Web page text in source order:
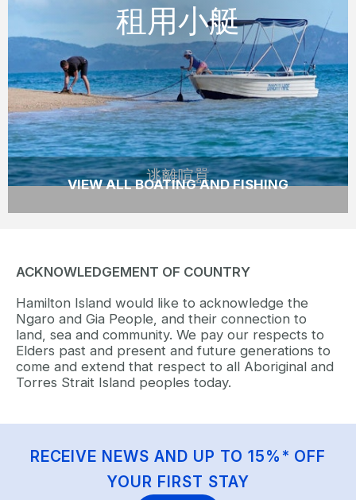
逃離喧囂
租用小艇
參觀隱蔽的洞穴，或看魟魚海龜在海面下遨
遊，或只是放鬆和享受。
READ MORE
VIEW ALL BOATING AND FISHING
ACKNOWLEDGEMENT OF COUNTRY
Hamilton Island would like to acknowledge the
Ngaro and Gia People, and their connection to
land, sea and community. We pay our respects to
Elders past and present and future generations to
come and extend that respect to all Aboriginal and
Torres Strait Island peoples today.
RECEIVE NEWS AND UP TO 15%* OFF
YOUR FIRST STAY